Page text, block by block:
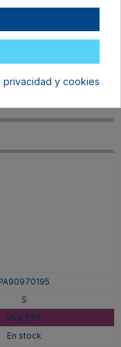
En stock
13,47 €
S
VIOLETA
En stock
privacidad y cookies